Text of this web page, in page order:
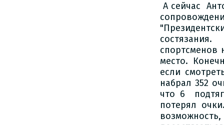
А сейчас
спортсменов
место.
если
набрал 352
что 6
потерял